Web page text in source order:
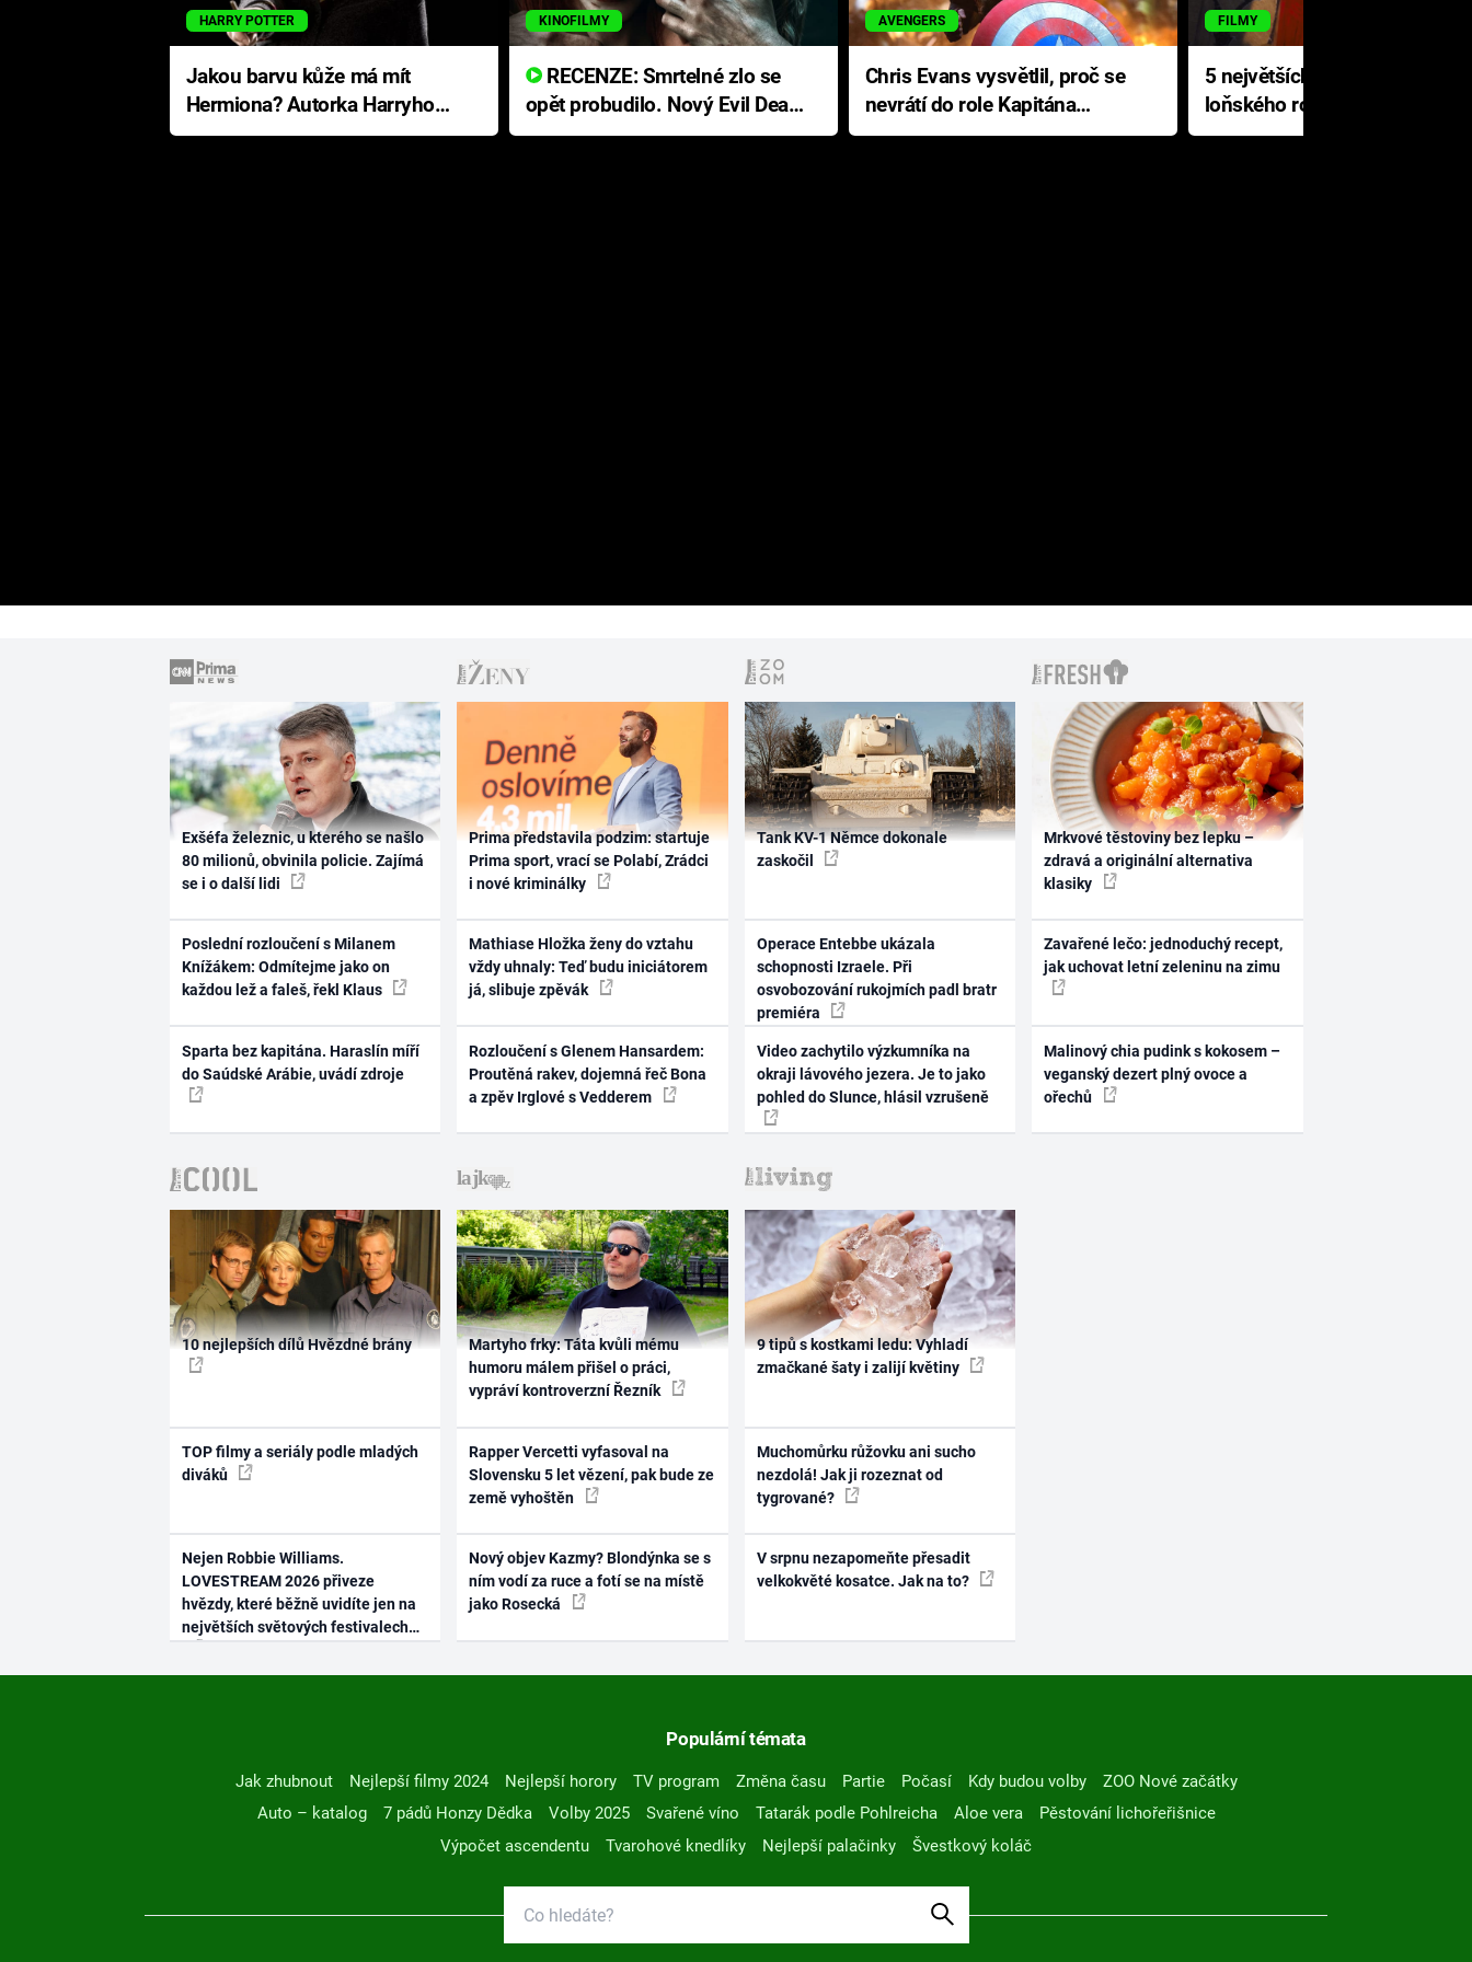
HARRY POTTER
Jakou barvu kůže má mít
Hermiona? Autorka Harryho
Pottera přišla s ráznou
KINOFILMY
RECENZE: Smrtelné zlo se
opět probudilo. Nový Evil Dead
přichází s neodolatelnou
AVENGERS
Chris Evans vysvětlil, proč se
nevrátí do role Kapitána
Ameriky
FILMY
5 největších propadáků
loňského roku: Disney na
jediné katastrofě prodělal 200
Exšéfa železnic, u kterého se našlo
80 milionů, obvinila policie. Zajímá
se i o další lidi
Poslední rozloučení s Milanem
Knížákem: Odmítejme jako on
každou lež a faleš, řekl Klaus
Sparta bez kapitána. Haraslín míří
do Saúdské Arábie, uvádí zdroje
Prima představila podzim: startuje
Prima sport, vrací se Polabí, Zrádci
i nové kriminálky
Mathiase Hložka ženy do vztahu
vždy uhnaly: Teď budu iniciátorem
já, slibuje zpěvák
Rozloučení s Glenem Hansardem:
Proutěná rakev, dojemná řeč Bona
a zpěv Irglové s Vedderem
Tank KV-1 Němce dokonale
zaskočil
Operace Entebbe ukázala
schopnosti Izraele. Při
osvobozování rukojmích padl bratr
premiéra
Video zachytilo výzkumníka na
okraji lávového jezera. Je to jako
pohled do Slunce, hlásil vzrušeně
Mrkvové těstoviny bez lepku –
zdravá a originální alternativa
klasiky
Zavařené lečo: jednoduchý recept,
jak uchovat letní zeleninu na zimu
Malinový chia pudink s kokosem –
veganský dezert plný ovoce a
ořechů
10 nejlepších dílů Hvězdné brány
TOP filmy a seriály podle mladých
diváků
Nejen Robbie Williams.
LOVESTREAM 2026 přiveze
hvězdy, které běžně uvidíte jen na
největších světových festivalech
Martyho frky: Táta kvůli mému
humoru málem přišel o práci,
vypráví kontroverzní Řezník
Rapper Vercetti vyfasoval na
Slovensku 5 let vězení, pak bude ze
země vyhoštěn
Nový objev Kazmy? Blondýnka se s
ním vodí za ruce a fotí se na místě
jako Rosecká
9 tipů s kostkami ledu: Vyhladí
zmačkané šaty i zalijí květiny
Muchomůrku růžovku ani sucho
nezdolá! Jak ji rozeznat od
tygrované?
V srpnu nezapomeňte přesadit
velkokvěté kosatce. Jak na to?
Populární témata
Jak zhubnout Nejlepší filmy 2024 Nejlepší horory TV program Změna času Partie Počasí Kdy budou volby
ZOO Nové začátky
Auto – katalog
7 pádů Honzy Dědka Volby 2025 Svařené víno Tatarák podle Pohlreicha Aloe vera
Pěstování lichořeřišnice
Výpočet ascendentu
Tvarohové knedlíky Nejlepší palačinky Švestkový koláč